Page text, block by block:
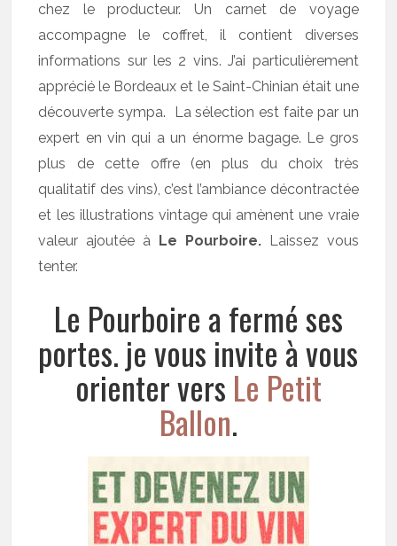
chez le producteur. Un carnet de voyage
accompagne le coffret, il contient diverses
informations sur les 2 vins. J’ai particulièrement
apprécié le Bordeaux et le Saint-Chinian était une
découverte sympa. La sélection est faite par un
expert en vin qui a un énorme bagage. Le gros
plus de cette offre (en plus du choix très
qualitatif des vins), c’est l’ambiance décontractée
et les illustrations vintage qui amènent une vraie
valeur ajoutée à Le Pourboire. Laissez vous
tenter.
Le Pourboire a fermé ses
portes. je vous invite à vous
orienter vers Le Petit
Ballon.